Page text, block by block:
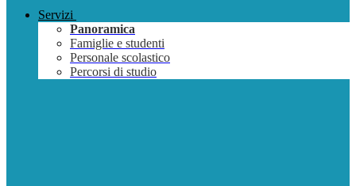
Servizi
Panoramica
Famiglie e studenti
Personale scolastico
Percorsi di studio